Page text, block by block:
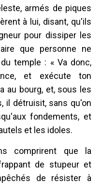
armés de piques
à lui, disant, qu'ils
pour dissiper les
que personne ne
temple : « Va donc,
et exécute ton
au bourg, et, sous les
il détruisit, sans qu'on
fondements, et
et les idoles.
comprirent que la
de stupeur et
de résister à